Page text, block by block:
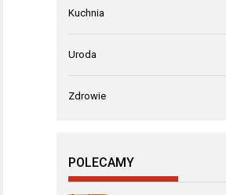
Kuchnia
Uroda
Zdrowie
POLECAMY